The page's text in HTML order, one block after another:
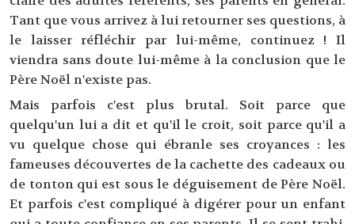
Tant que vous arrivez à lui retourner ses questions, à
le laisser réfléchir par lui-même, continuez ! Il
viendra sans doute lui-même à la conclusion que le
Père Noël n'existe pas.
Mais parfois c'est plus brutal. Soit parce que
quelqu'un lui a dit et qu'il le croit, soit parce qu'il a
vu quelque chose qui ébranle ses croyances : les
fameuses découvertes de la cachette des cadeaux ou
de tonton qui est sous le déguisement de Père Noël.
Et parfois c'est compliqué à digérer pour un enfant